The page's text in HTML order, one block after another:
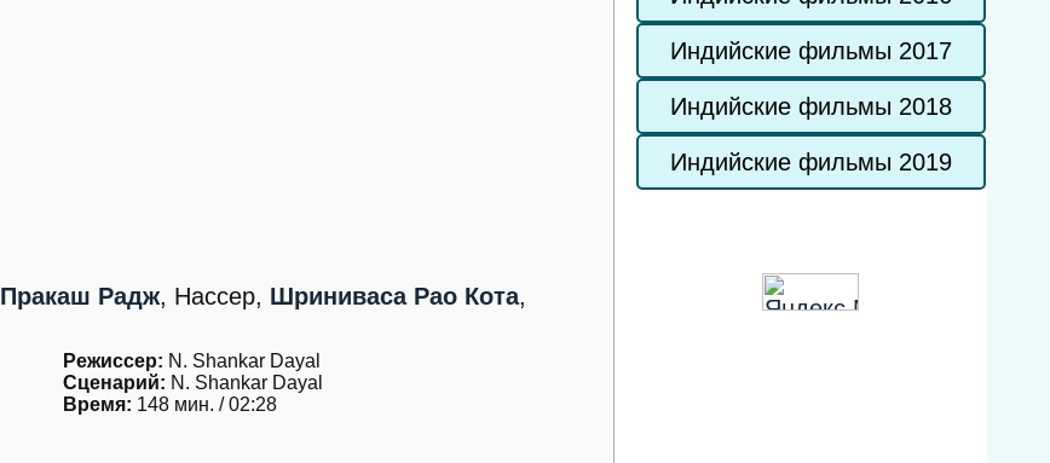
Пракаш Радж, Нассер, Шриниваса Рао Кота,
Режиссер: N. Shankar Dayal
Сценарий: N. Shankar Dayal
Время: 148 мин. / 02:28
Индийские фильмы 2017
Индийские фильмы 2018
Индийские фильмы 2019